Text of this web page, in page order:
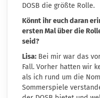
DOSB die größte Rolle.
Könnt ihr euch daran
ersten Mal über die
seid?
Lisa: Bei mir war das
Fall. Vorher hatten wir
als ich rund um die
Sommerspiele